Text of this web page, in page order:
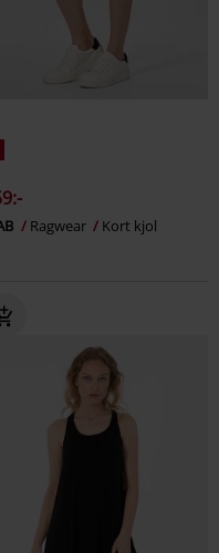
Ragwear Kort kjol